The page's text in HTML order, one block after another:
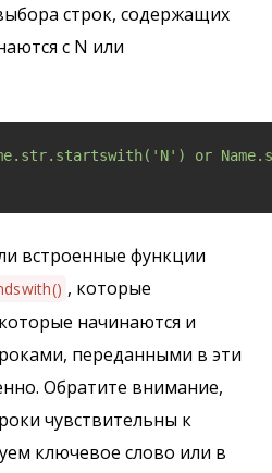
строк, содержащих
с N или
or
встроенные функции
, которые
начинаются и
переданными в эти
Обратите внимание,
чувствительны к
ключевое слово или в